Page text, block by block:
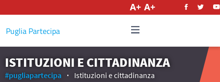
Puglia Partecipa
ISTITUZIONI E CITTADINANZA
#pugliapartecipa Istituzioni e cittadinanza